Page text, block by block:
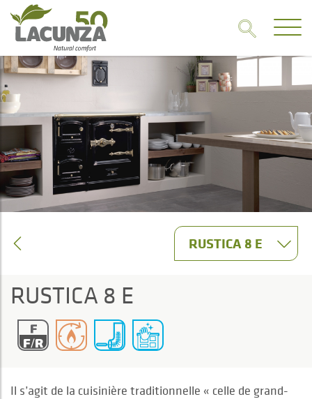
RUSTICA 8 E
RUSTICA 8 E
Il s’agit de la cuisinière traditionnelle « celle de grand-